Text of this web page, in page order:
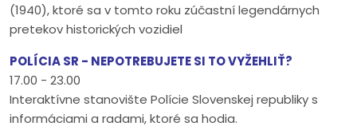
(1940), ktoré sa v tomto roku zúčastní legendárnych
pretekov historických vozidiel
POLÍCIA SR - NEPOTREBUJETE SI TO VYŽEHLIŤ?
17.00 - 23.00
Interaktívne stanovište Polície Slovenskej republiky s
informáciami a radami, ktoré sa hodia.